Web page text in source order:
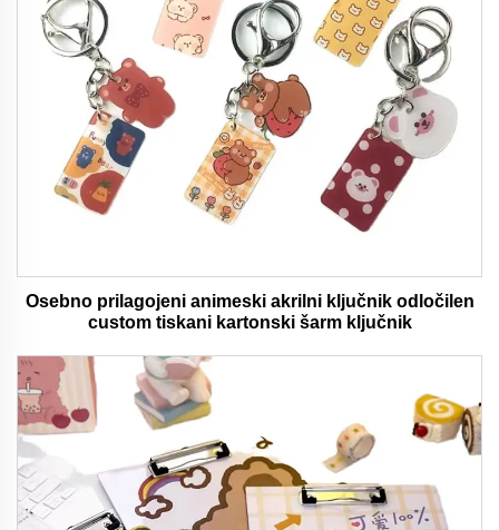
Osebno prilagojeni animeski akrilni ključnik odločilen
custom tiskani kartonski šarm ključnik